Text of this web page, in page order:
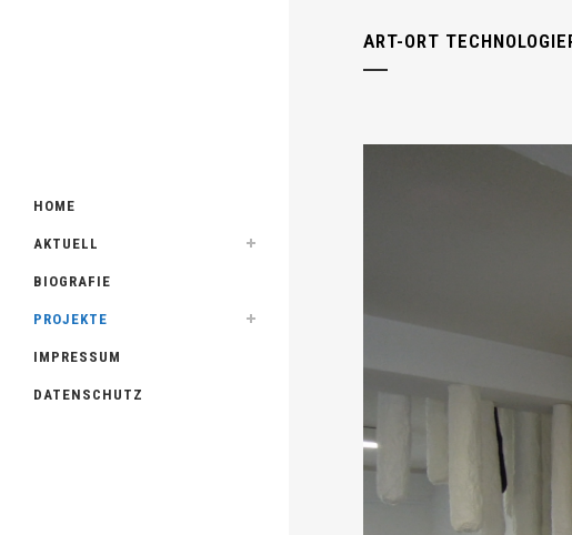
HOME
AKTUELL
BIOGRAFIE
PROJEKTE
IMPRESSUM
DATENSCHUTZ
ART-ORT